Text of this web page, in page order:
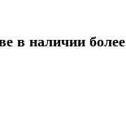
в наличии более